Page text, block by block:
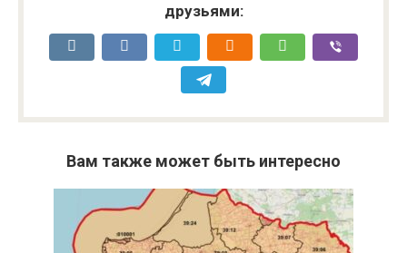
друзьями:
Вам также может быть интересно